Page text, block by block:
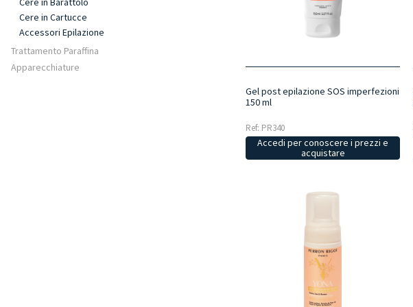
Cere in Cartucce
Accessori Epilazione
Trattamento Paraffina
Apparecchiature
Gel post epilazione SOS imperfezioni
150 ml
Ref: PR340
Accedi per conoscere i prezzi e
acquistare